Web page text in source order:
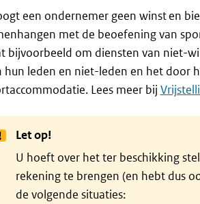
een ondernemer geen winst en
met de beoefening van
bijvoorbeeld om diensten van niet-
hun leden en niet-leden en het door
Lees meer bij
Let op!
U hoeft over het ter beschikking
rekening te brengen (en hebt dus
de volgende situaties: